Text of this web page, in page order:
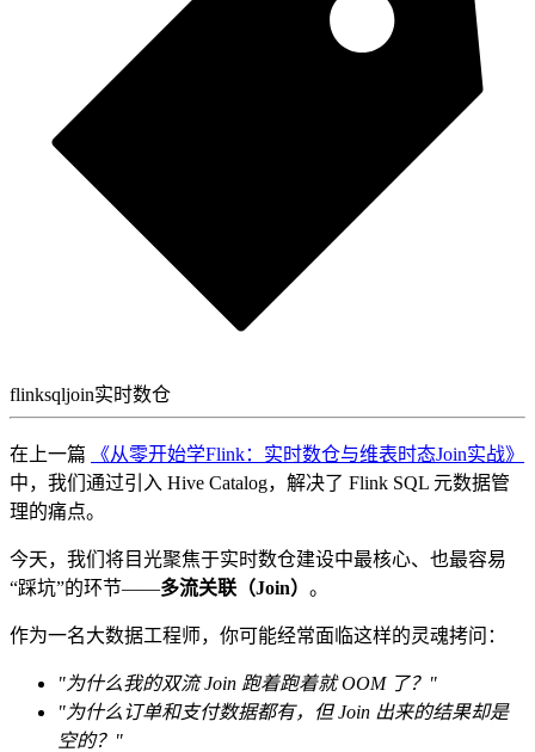
flinksqljoin实时数仓
在上一篇
《从零开始学Flink：实时数仓与维表时态Join实战》
中，我们通过引入 Hive Catalog，解决了 Flink SQL 元数据管
理的痛点。
今天，我们将目光聚焦于实时数仓建设中最核心、也最容易
“踩坑”的环节——多流关联（Join） 。
作为一名大数据工程师，你可能经常面临这样的灵魂拷问：
"为什么我的双流 Join 跑着跑着就 OOM 了？"
"为什么订单和支付数据都有，但 Join 出来的结果却是
空的？"